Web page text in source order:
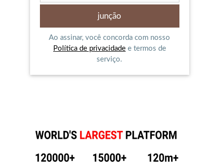
Ao assinar, você concorda com nosso
Política de privacidadee termos de
serviço.